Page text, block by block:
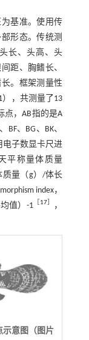
基准。使用传
形态。传统测
长、头高、头
距、胸鳍长、
。框架测量性
），共测量了13
点，AB指的是A
、BG、BK、
电子数显卡尺进
平称量体质量
质量（g）/体长
index，
值）-1 ［17］
，
示意图（图片